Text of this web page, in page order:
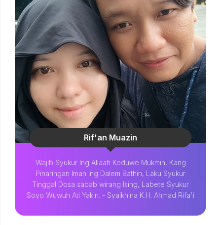
Rif'an Muazin
Wajib Syukur Ing Allaah Keduwe Mukmin, Kang
Pinaringan Iman ing Dalem Bathin, Laku Syukur
Tinggal Dosa sabab wirang Ising, Labete Syukur
Soyo Wuwuh Ati Yakin. - Syaikhina K.H. Ahmad Rifa'i